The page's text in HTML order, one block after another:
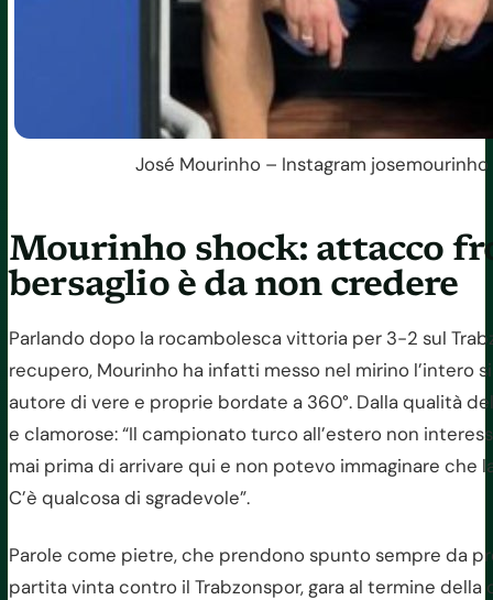
José Mourinho – Instagram
Mourinho shock: attacco
bersaglio è da non credere
Parlando dopo la rocambolesca vittoria per 3-2 sul
recupero, Mourinho ha infatti messo nel mirino l’intero
autore di vere e proprie bordate a 360°. Dalla qualità
e clamorose: “Il campionato turco all’estero non
mai prima di arrivare qui e non potevo immaginare che
C’è qualcosa di sgradevole”.
Parole come pietre, che prendono spunto sempre da
partita vinta contro il Trabzonspor, gara al termine